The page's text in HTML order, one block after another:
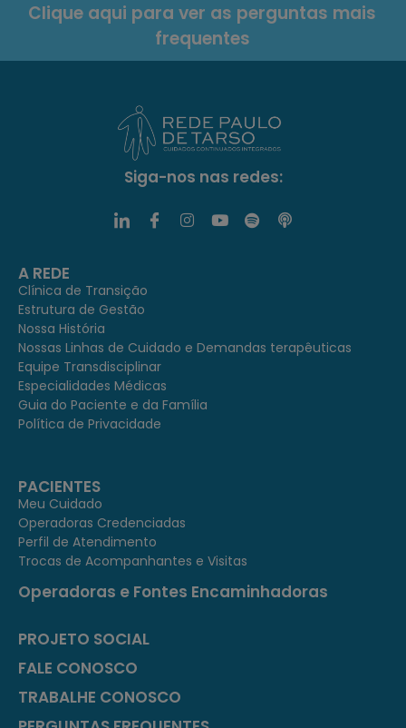
Clique aqui para ver as perguntas mais
frequentes
Siga-nos nas redes:
A REDE
Clínica de Transição
Estrutura de Gestão
Nossa História
Nossas Linhas de Cuidado e Demandas terapêuticas
Equipe Transdisciplinar
Especialidades Médicas
Guia do Paciente e da Família
Política de Privacidade
PACIENTES
Meu Cuidado
Operadoras Credenciadas
Perfil de Atendimento
Trocas de Acompanhantes e Visitas
Operadoras e Fontes Encaminhadoras
PROJETO SOCIAL
FALE CONOSCO
TRABALHE CONOSCO